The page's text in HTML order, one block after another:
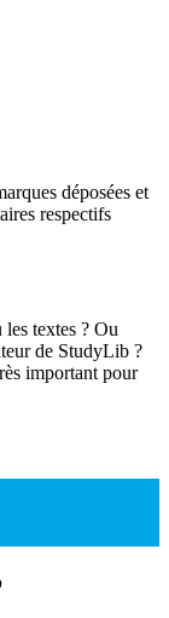
déposées et
respectifs
textes ? Ou
de StudyLib ?
important pour